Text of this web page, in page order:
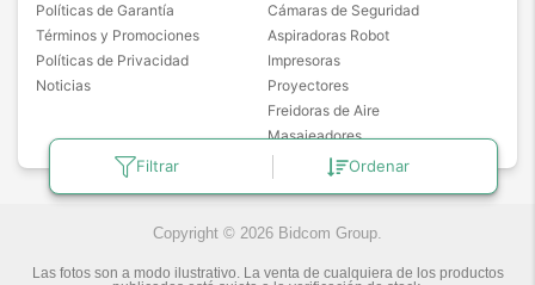
Filtrar Ordenar
Políticas de Garantía
Términos y Promociones
Políticas de Privacidad
Noticias
Cámaras de Seguridad
Aspiradoras Robot
Impresoras
Proyectores
Freidoras de Aire
Masajeadores
Copyright © 2026 Bidcom Group.
Las fotos son a modo ilustrativo. La venta de cualquiera de los productos